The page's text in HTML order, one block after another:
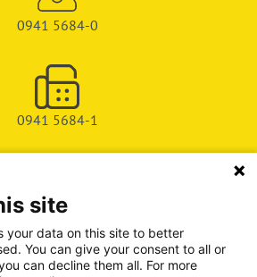
0941 5684-0
0941 5684-1
VERLAG
site
your data on this site to better
You can give your consent to all or
can decline them all. For more